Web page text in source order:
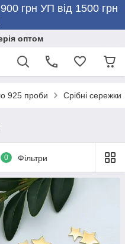
грн УП від 1500 грн
оптом
925 проби Срібні сережки
0 Фільтри